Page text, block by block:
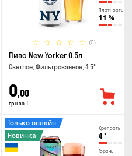
Плотность
11 %
(0)
Пиво New Yorker 0.5л
Светлое, Фильтрованное, 4.5°
0,00
грн за 1
Крепость
4°
Горечь
Только онлайн
Новинка